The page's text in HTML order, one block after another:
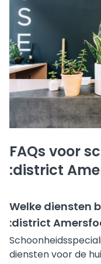
FAQs voor
:district
Welke diensten
:district
diensten voor de